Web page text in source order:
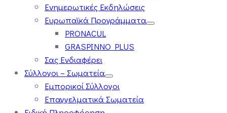
Ενημερωτικές Εκδηλώσεις
Ευρωπαϊκά Προγράμματα
PRONACUL
GRASPINNO PLUS
Σας Ενδιαφέρει
Σύλλογοι – Σωματεία
Εμπορικοί Σύλλογοι
Επαγγελματικά Σωματεία